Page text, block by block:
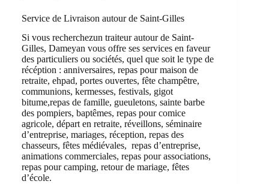
Service de Livraison autour de Saint-Gilles
Si vous recherchezun traiteur autour de Saint-
Gilles, Dameyan vous offre ses services en faveur
des particuliers ou sociétés, quel que soit le type de
récéption : anniversaires, repas pour maison de
retraite, ehpad, portes ouvertes, fête champêtre,
communions, kermesses, festivals, gigot
bitume,repas de famille, gueuletons, sainte barbe
des pompiers, baptêmes, repas pour comice
agricole, départ en retraite, réveillons, séminaire
d’entreprise, mariages, réception, repas des
chasseurs, fêtes médiévales, repas d’entreprise,
animations commerciales, repas pour associations,
repas pour camping, retour de mariage, fêtes
d’école.